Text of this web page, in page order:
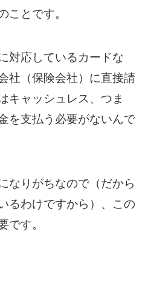
ことです。
対応しているカードな
社（保険会社）に直接請
キャッシュレス、つま
を支払う必要がないんで
なりがちなので（だから
るわけですから）、この
です。